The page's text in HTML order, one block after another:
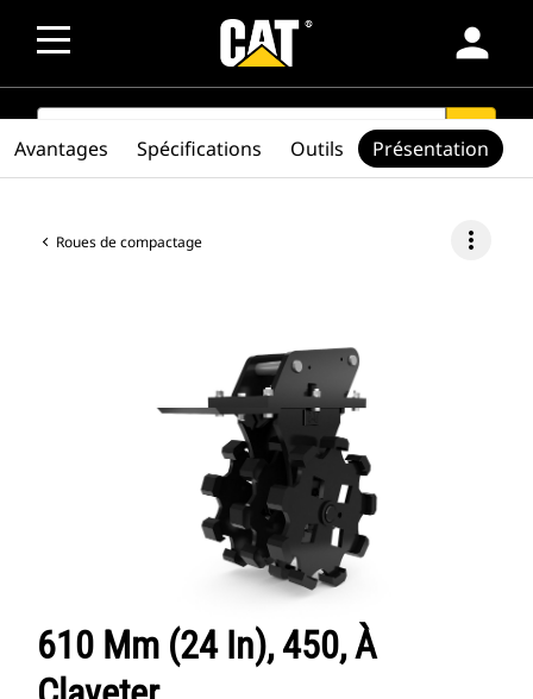
person
SEARCH search
Roues de compactage more_vert
610 Mm (24 In), 450, À
Avantages Spécifications Outils Présentation